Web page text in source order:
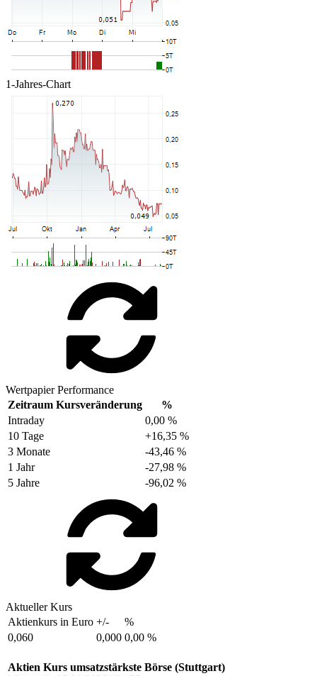
1-Jahres-Chart
Wertpapier Performance
Zeitraum Kursveränderung
%
Intraday
0,00 %
10 Tage
+16,35 %
3 Monate
-43,46 %
1 Jahr
-27,98 %
5 Jahre
-96,02 %
Aktueller Kurs
Aktienkurs in Euro +/-
%
0,060
0,000 0,00 %
Aktien Kurs umsatzstärkste Börse (Stuttgart)